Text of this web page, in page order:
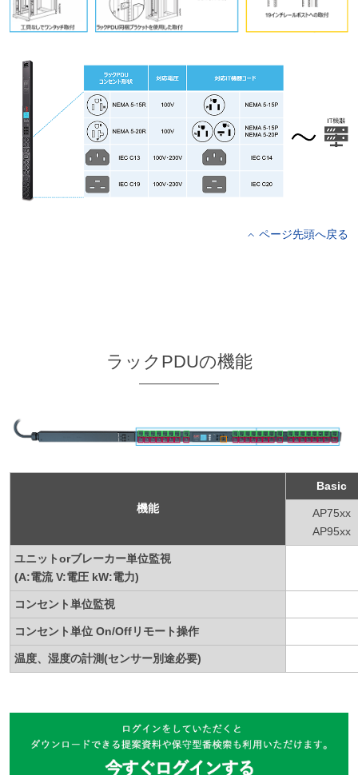
ページ先頭へ戻る
ラックPDUの機能
機能
Basic
AP75xx
AP95xx
ユニットorブレーカー単位監視
(A:電流 V:電圧 kW:電力)
コンセント単位監視
コンセント単位 On/Offリモート操作
温度、湿度の計測(センサー別途必要)